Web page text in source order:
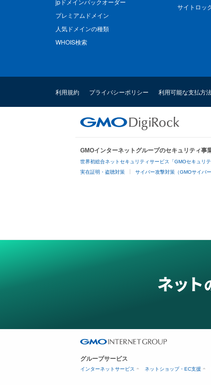
jpドメインバックオーダー
プレミアムドメイン
人気ドメインの種類
WHOIS検索
サイトロッ
利用規約 プライバシーポリシー 利用可能な支払方
GMOインターネットグループのセキュリティ事
世界初総合ネットセキュリティサービス「GMOセキュリテ
実在証明・盗聴対策 サイバー攻撃対策（GMOサイバ
グループサービス
インターネットサービス ネットショップ・EC支援